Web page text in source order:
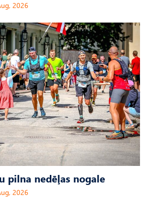
2026
pilna nedēļas nogale
2026